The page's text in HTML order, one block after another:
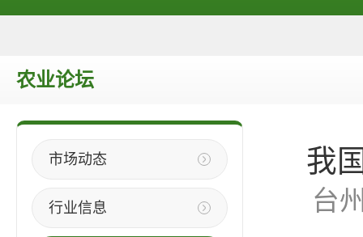
农业论坛
市场动态
行业信息
我
台